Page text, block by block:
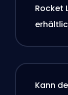
Rocket
Kann